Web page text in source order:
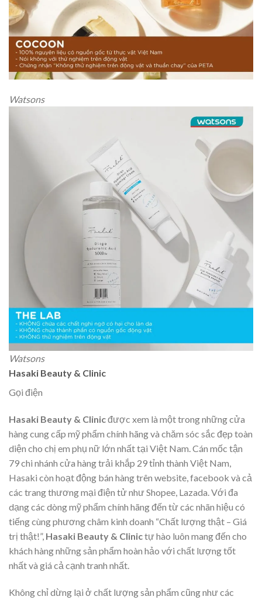
Watsons
Watsons
Hasaki Beauty & Clinic
Gọi điện
Hasaki Beauty & Clinicđược xem là một trong những cửa
hàng cung cấp mỹ phẩm chính hãng và chăm sóc sắc đẹp toàn
diện cho chị em phụ nữ lớn nhất tại Việt Nam. Cán mốc tận
79 chi nhánh cửa hàng trải khắp 29 tỉnh thành Việt Nam,
Hasaki còn hoạt động bán hàng trên website, facebook và cả
các trang thương mại điện tử như Shopee, Lazada. Với đa
dạng các dòng mỹ phẩm chính hãng đến từ các nhãn hiệu có
tiếng cùng phương châm kinh doanh “Chất lượng thật – Giá
trị thật!”, Hasaki Beauty & Clinictự hào luôn mang đến cho
khách hàng những sản phẩm hoàn hảo với chất lượng tốt
nhất và giá cả cạnh tranh nhất.
Không chỉ dừng lại ở chất lượng sản phẩm cũng như các